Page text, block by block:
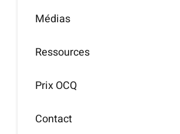
Médias
Ressources
Prix OCQ
Contact